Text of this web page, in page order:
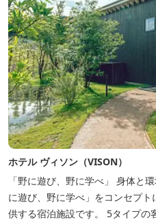
ホテル ヴィソン（VISON）
「野に遊び、野に学べ」 身体と環境を2つの「野」に見立て、「野
に遊び、野に学べ」をコンセプ
供する宿泊施設です。 5タイプの